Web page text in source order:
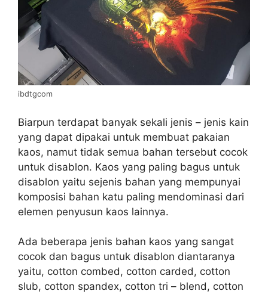
ibdtgcom
Biarpun terdapat banyak sekali jenis – jenis kain
yang dapat dipakai untuk membuat pakaian
kaos, namut tidak semua bahan tersebut cocok
untuk disablon. Kaos yang paling bagus untuk
disablon yaitu sejenis bahan yang mempunyai
komposisi bahan katu paling mendominasi dari
elemen penyusun kaos lainnya.
Ada beberapa jenis bahan kaos yang sangat
cocok dan bagus untuk disablon diantaranya
yaitu, cotton combed, cotton carded, cotton
slub, cotton spandex, cotton tri – blend, cotton